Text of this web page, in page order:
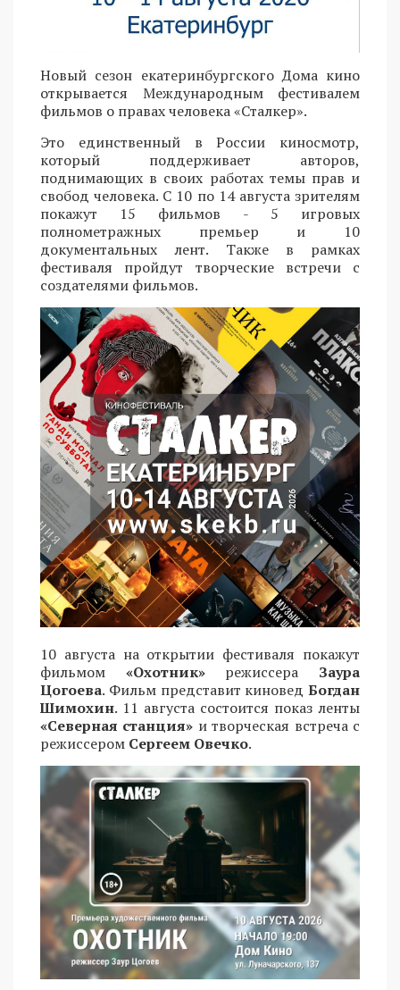
Новый сезон екатеринбургского Дома кино
открывается Международным фестивалем
фильмов о правах человека «Сталкер».
Это единственный в России киносмотр,
который поддерживает авторов,
поднимающих в своих работах темы прав и
свобод человека. С 10 по 14 августа зрителям
покажут 15 фильмов - 5 игровых
полнометражных премьер и 10
документальных лент. Также в рамках
фестиваля пройдут творческие встречи с
создателями фильмов.
10 августа на открытии фестиваля покажут
фильмом «Охотник»режиссера Заура
Цогоева. Фильм представит киновед Богдан
Шимохин. 11 августа состоится показ ленты
«Северная станция» и творческая встреча с
режиссером Сергеем Овечко.